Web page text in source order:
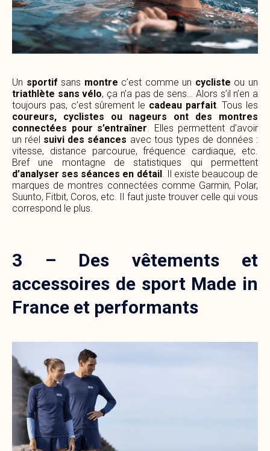
Un sportif sans montre c’est comme un cycliste ou un
triathlète sans vélo, ça n’a pas de sens… Alors s’il n’en a
toujours pas, c’est sûrement le cadeau parfait. Tous les
coureurs, cyclistes ou nageurs ont des montres
connectées pour s’entraîner. Elles permettent d’avoir
un réel suivi des séances avec tous types de données :
vitesse, distance parcourue, fréquence cardiaque, etc.
Bref une montagne de statistiques qui permettent
d’analyser ses séances en détail . Il existe beaucoup de
marques de montres connectées comme Garmin, Polar,
Suunto, Fitbit, Coros, etc. Il faut juste trouver celle qui vous
correspond le plus.
3 – Des vêtements et
accessoires de sport Made in
France et performants